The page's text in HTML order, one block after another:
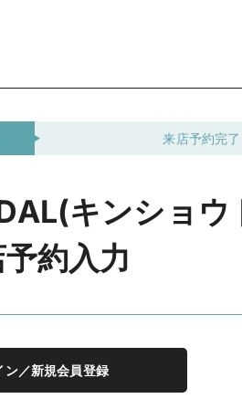
来店予約完了
キンショウ
約入力
ン／新規会員登録